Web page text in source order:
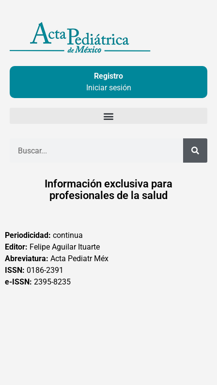
contenido
Registro
Iniciar sesión
Información exclusiva para
profesionales de la salud
Periodicidad: continua
Editor: Felipe Aguilar Ituarte
Abreviatura: Acta Pediatr Méx
ISSN: 0186-2391
e-ISSN: 2395-8235